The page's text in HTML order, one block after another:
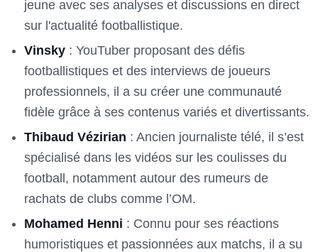
jeune avec ses analyses et discussions en direct
sur l'actualité footballistique.
Vinsky : YouTuber proposant des défis
footballistiques et des interviews de joueurs
professionnels, il a su créer une communauté
fidèle grâce à ses contenus variés et divertissants.
Thibaud Vézirian : Ancien journaliste télé, il s’est
spécialisé dans les vidéos sur les coulisses du
football, notamment autour des rumeurs de
rachats de clubs comme l’OM.
Mohamed Henni : Connu pour ses réactions
humoristiques et passionnées aux matchs, il a su